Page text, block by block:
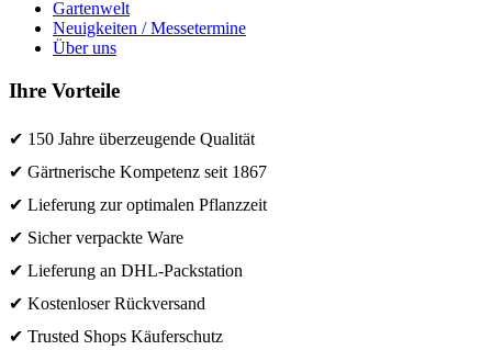
Gartenwelt
Neuigkeiten / Messetermine
Über uns
Ihre Vorteile
✔ 150 Jahre überzeugende Qualität
✔ Gärtnerische Kompetenz seit 1867
✔ Lieferung zur optimalen Pflanzzeit
✔ Sicher verpackte Ware
✔ Lieferung an DHL-Packstation
✔ Kostenloser Rückversand
✔ Trusted Shops Käuferschutz